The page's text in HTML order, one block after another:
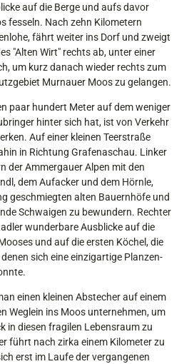
auf die Berge und aufs davor
fesseln. Nach zehn Kilometern
fährt weiter ins Dorf und zweigt
"Alten Wirt" rechts ab, unter einer
um kurz danach wieder rechts zum
Murnauer Moos zu gelangen.
paar hundert Meter auf dem weniger
hinter sich hat, ist von Verkehr
Auf einer kleinen Teerstraße
in Richtung Grafenaschau. Linker
der Ammergauer Alpen mit den
dem Aufacker und dem Hörnle,
geschmiegten alten Bauernhöfe und
Schwaigen zu bewundern. Rechter
wunderbare Ausblicke auf die
und auf die ersten Köchel, die
sich eine einzigartige Planzen-
einen kleinen Abstecher auf einem
Weglein ins Moos unternehmen, um
in diesen fragilen Lebensraum zu
führt nach zirka einem Kilometer zu
erst im Laufe der vergangenen